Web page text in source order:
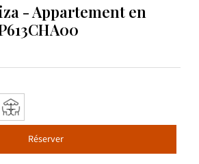
- Appartement en
Réserver